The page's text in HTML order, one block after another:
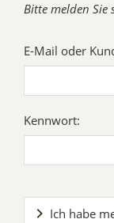
Bitte melden Sie
E-Mail oder
Kennwort:
Ich habe